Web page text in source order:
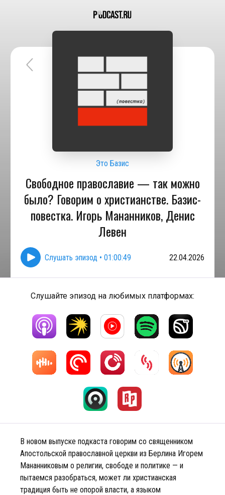
Это Базис
Свободное православие — так можно
было? Говорим о христианстве. Базис-
повестка. Игорь Мананников, Денис
Левен
Слушать эпизод • 01:00:49 22.04.2026
Слушайте эпизод на любимых платформах:
В новом выпуске подкаста говорим со священником
Апостольской православной церкви из Берлина Игорем
Мананниковым о религии, свободе и политике — и
пытаемся разобраться, может ли христианская
традиция быть не опорой власти, а языком